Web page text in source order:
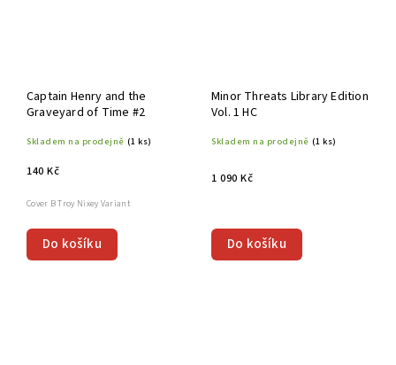
Captain Henry and the
Graveyard of Time #2
Skladem na prodejně (1 ks)
140 Kč
Do košíku
Cover B Troy Nixey Variant
Minor Threats Library Edition
Vol. 1 HC
Skladem na prodejně (1 ks)
1 090 Kč
Do košíku